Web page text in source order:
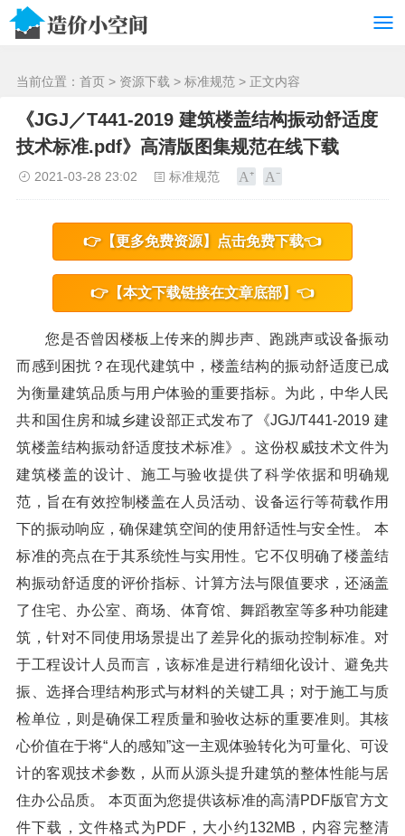
当前位置： 首页 > 资源下载 > 标准规范 > 正文内容
《JGJ／T441-2019 建筑楼盖结构振动舒适度
技术标准.pdf》高清版图集规范在线下载
2021-03-28 23:02 标准规范
👉【更多免费资源】点击免费下载👈
👉【本文下载链接在文章底部】👈
您是否曾因楼板上传来的脚步声、跑跳声或设备振动
而感到困扰？在现代建筑中，楼盖结构的振动舒适度已成
为衡量建筑品质与用户体验的重要指标。为此，中华人民
共和国住房和城乡建设部正式发布了《JGJ/T441-2019 建
筑楼盖结构振动舒适度技术标准》。这份权威技术文件为
建筑楼盖的设计、施工与验收提供了科学依据和明确规
范，旨在有效控制楼盖在人员活动、设备运行等荷载作用
下的振动响应，确保建筑空间的使用舒适性与安全性。 本
标准的亮点在于其系统性与实用性。它不仅明确了楼盖结
构振动舒适度的评价指标、计算方法与限值要求，还涵盖
了住宅、办公室、商场、体育馆、舞蹈教室等多种功能建
筑，针对不同使用场景提出了差异化的振动控制标准。对
于工程设计人员而言，该标准是进行精细化设计、避免共
振、选择合理结构形式与材料的关键工具；对于施工与质
检单位，则是确保工程质量和验收达标的重要准则。其核
心价值在于将“人的感知”这一主观体验转化为可量化、可设
计的客观技术参数，从而从源头提升建筑的整体性能与居
住办公品质。 本页面为您提供该标准的高清PDF版官方文
件下载，文件格式为PDF，大小约132MB，内容完整清